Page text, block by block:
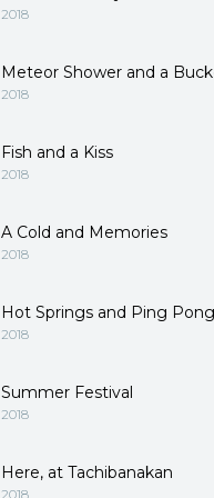
2018
Meteor Shower and a
2018
Fish and a Kiss
2018
A Cold and Memories
2018
Hot Springs and Ping Pong
2018
Summer Festival
2018
Here, at Tachibanakan
2018